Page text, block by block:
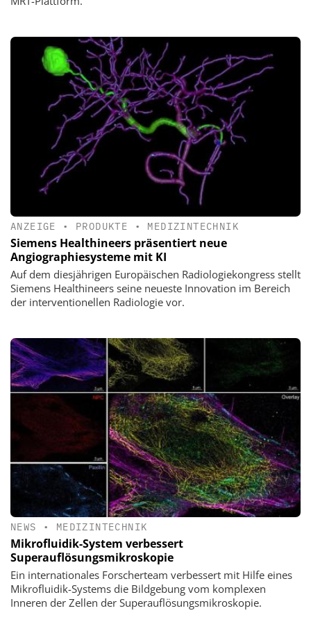
ANZEIGE • PRODUKTE • MEDIZINTECHNIK
Siemens Healthineers präsentiert neue
Angiographiesysteme mit KI
Auf dem diesjährigen Europäischen Radiologiekongress stellt
Siemens Healthineers seine neueste Innovation im Bereich
der interventionellen Radiologie vor.
NEWS • MEDIZINTECHNIK
Mikrofluidik-System verbessert
Superauflösungsmikroskopie
Ein internationales Forscherteam verbessert mit Hilfe eines
Mikrofluidik-Systems die Bildgebung vom komplexen
Inneren der Zellen der Superauflösungsmikroskopie.